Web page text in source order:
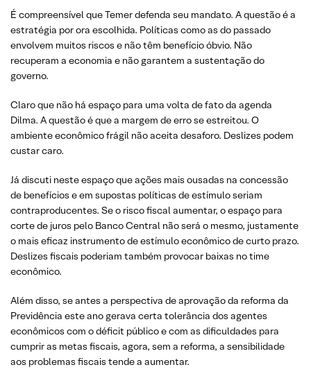
É compreensível que Temer defenda seu mandato. A questão é a
estratégia por ora escolhida. Políticas como as do passado
envolvem muitos riscos e não têm benefício óbvio. Não
recuperam a economia e não garantem a sustentação do
governo.
Claro que não há espaço para uma volta de fato da agenda
Dilma. A questão é que a margem de erro se estreitou. O
ambiente econômico frágil não aceita desaforo. Deslizes podem
custar caro.
Já discuti neste espaço que ações mais ousadas na concessão
de benefícios e em supostas políticas de estímulo seriam
contraproducentes. Se o risco fiscal aumentar, o espaço para
corte de juros pelo Banco Central não será o mesmo, justamente
o mais eficaz instrumento de estímulo econômico de curto prazo.
Deslizes fiscais poderiam também provocar baixas no time
econômico.
Além disso, se antes a perspectiva de aprovação da reforma da
Previdência este ano gerava certa tolerância dos agentes
econômicos com o déficit público e com as dificuldades para
cumprir as metas fiscais, agora, sem a reforma, a sensibilidade
aos problemas fiscais tende a aumentar.